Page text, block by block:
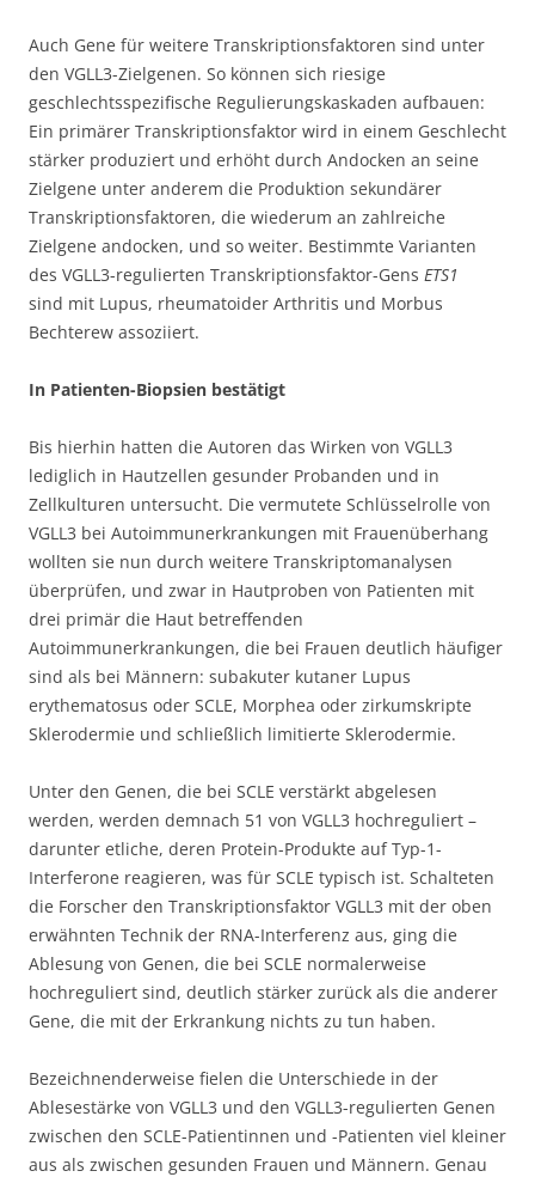
Auch Gene für weitere Transkriptionsfaktoren sind unter
den VGLL3-Zielgenen. So können sich riesige
geschlechtsspezifische Regulierungskaskaden aufbauen:
Ein primärer Transkriptionsfaktor wird in einem Geschlecht
stärker produziert und erhöht durch Andocken an seine
Zielgene unter anderem die Produktion sekundärer
Transkriptionsfaktoren, die wiederum an zahlreiche
Zielgene andocken, und so weiter. Bestimmte Varianten
des VGLL3-regulierten Transkriptionsfaktor-Gens ETS1
sind mit Lupus, rheumatoider Arthritis und Morbus
Bechterew assoziiert.
In Patienten-Biopsien bestätigt
Bis hierhin hatten die Autoren das Wirken von VGLL3
lediglich in Hautzellen gesunder Probanden und in
Zellkulturen untersucht. Die vermutete Schlüsselrolle von
VGLL3 bei Autoimmunerkrankungen mit Frauenüberhang
wollten sie nun durch weitere Transkriptomanalysen
überprüfen, und zwar in Hautproben von Patienten mit
drei primär die Haut betreffenden
Autoimmunerkrankungen, die bei Frauen deutlich häufiger
sind als bei Männern: subakuter kutaner Lupus
erythematosus oder SCLE, Morphea oder zirkumskripte
Sklerodermie und schließlich limitierte Sklerodermie.
Unter den Genen, die bei SCLE verstärkt abgelesen
werden, werden demnach 51 von VGLL3 hochreguliert –
darunter etliche, deren Protein-Produkte auf Typ-1-
Interferone reagieren, was für SCLE typisch ist. Schalteten
die Forscher den Transkriptionsfaktor VGLL3 mit der oben
erwähnten Technik der RNA-Interferenz aus, ging die
Ablesung von Genen, die bei SCLE normalerweise
hochreguliert sind, deutlich stärker zurück als die anderer
Gene, die mit der Erkrankung nichts zu tun haben.
Bezeichnenderweise fielen die Unterschiede in der
Ablesestärke von VGLL3 und den VGLL3-regulierten Genen
zwischen den SCLE-Patientinnen und -Patienten viel kleiner
aus als zwischen gesunden Frauen und Männern. Genau